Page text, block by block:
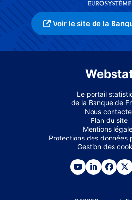
Voir le site de la
Le portail
de la Banque de
Nous
Plan du site
Mentions
Protections des données
Gestion des